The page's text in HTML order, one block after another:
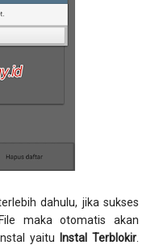
dahulu, jika sukses
maka otomatis akan
yaitu
Instal Terblokir